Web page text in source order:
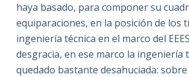
haya basado, para componer su
equiparaciones, en la posición de los
ingeniería técnica en el marco del
desgracia, en ese marco la ingeniería
quedado bastante desahuciada: sobre